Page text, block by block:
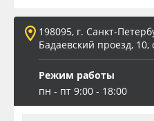
Вспененный ПВХ
Баннер
198095, г. Санкт-
Бадаевский проезд, 10,
Режим работы
пн - пт 9:00 - 18:00